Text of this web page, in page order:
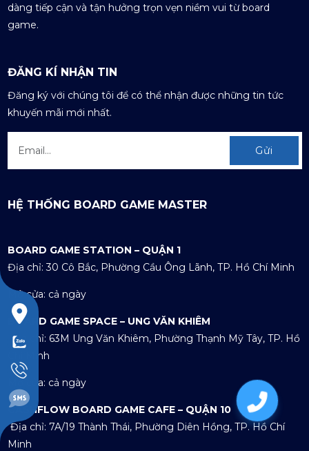
dàng tiếp cận và tận hưởng trọn vẹn niềm vui từ board
game.
ĐĂNG KÍ NHẬN TIN
Đăng ký với chúng tôi để có thể nhận được những tin tức
khuyến mãi mới nhất.
Gửi
HỆ THỐNG BOARD GAME MASTER
BOARD GAME STATION – QUẬN 1
Địa chỉ: 30 Cô Bắc, Phường Cầu Ông Lãnh, TP. Hồ Chí Minh
Mở cửa: cả ngày
BOARD GAME SPACE – UNG VĂN KHIÊM
Địa chỉ: 63M Ung Văn Khiêm, Phường Thạnh Mỹ Tây, TP. Hồ
Chí Minh
Mở cửa: cả ngày
CASHFLOW BOARD GAME CAFE – QUẬN 10
Địa chỉ: 7A/19 Thành Thái, Phường Diên Hồng, TP. Hồ Chí
Minh